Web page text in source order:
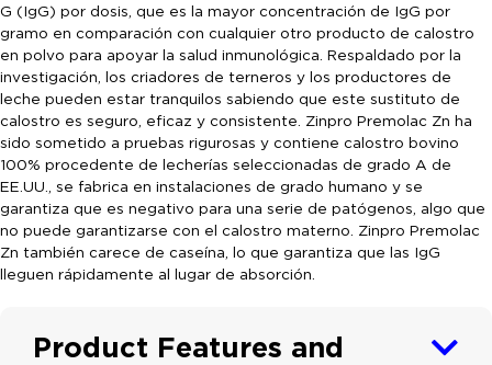
G (IgG) por dosis, que es la mayor concentración de IgG por
gramo en comparación con cualquier otro producto de calostro
en polvo para apoyar la salud inmunológica. Respaldado por la
investigación, los criadores de terneros y los productores de
leche pueden estar tranquilos sabiendo que este sustituto de
calostro es seguro, eficaz y consistente. Zinpro Premolac Zn ha
sido sometido a pruebas rigurosas y contiene calostro bovino
100% procedente de lecherías seleccionadas de grado A de
EE.UU., se fabrica en instalaciones de grado humano y se
garantiza que es negativo para una serie de patógenos, algo que
no puede garantizarse con el calostro materno. Zinpro Premolac
Zn también carece de caseína, lo que garantiza que las IgG
lleguen rápidamente al lugar de absorción.
Product Features and